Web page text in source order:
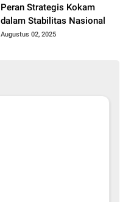
Peran Strategis Kokam
dalam Stabilitas Nasional
Augustus 02, 2025